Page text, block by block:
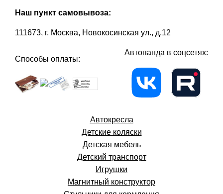
Наш пункт самовывоза:
111673, г. Москва, Новокосинская ул., д.12
Способы оплаты:
Автопанда в соцсетях:
Автокресла
Детские коляски
Детская мебель
Детский транспорт
Игрушки
Магнитный конструктор